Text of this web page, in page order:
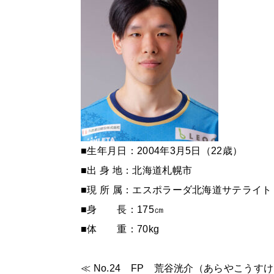
■生年月日：2004年3月5日（22歳）
■出 身 地：北海道札幌市
■現 所 属：エスポラーダ北海道サテライト
■身 長：175㎝
■体 重：70kg
≪ No.24 FP 荒谷洸介（あらやこうす